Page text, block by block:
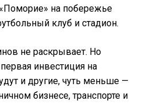
«Поморие» на побережье
клуб и стадион.
не раскрывает. Но
инвестиция на
и другие, чуть меньше —
бизнесе, транспорте и